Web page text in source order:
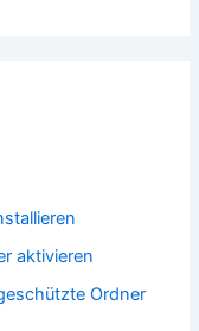
aktivieren
Ordner